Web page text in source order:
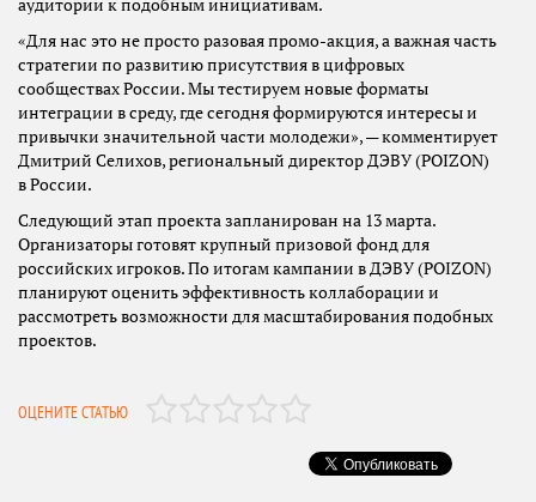
аудитории к подобным инициативам.
«Для нас это не просто разовая промо-акция, а важная часть
стратегии по развитию присутствия в цифровых
сообществах России. Мы тестируем новые форматы
интеграции в среду, где сегодня формируются интересы и
привычки значительной части молодежи», — комментирует
Дмитрий Селихов, региональный директор ДЭВУ (POIZON)
в России.
Следующий этап проекта запланирован на 13 марта.
Организаторы готовят крупный призовой фонд для
российских игроков. По итогам кампании в ДЭВУ (POIZON)
планируют оценить эффективность коллаборации и
рассмотреть возможности для масштабирования подобных
проектов.
ОЦЕНИТЕ СТАТЬЮ